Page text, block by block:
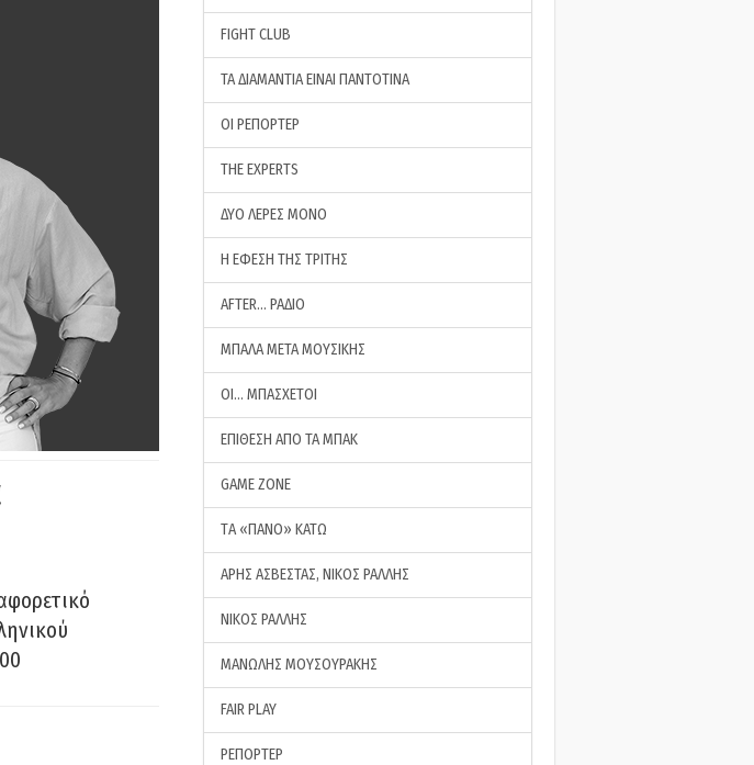
FIGHT CLUB
ΤΑ ΔΙΑΜΑΝΤΙΑ ΕΙΝΑΙ ΠΑΝΤΟΤΙΝΑ
ΟΙ ΡΕΠΟΡΤΕΡ
THE EXPERTS
ΔΥΟ ΛΕΡΕΣ ΜΟΝΟ
Η ΕΦΕΣΗ ΤΗΣ ΤΡΙΤΗΣ
AFTER… ΡΑΔΙΟ
ΜΠΑΛΑ ΜΕΤΑ ΜΟΥΣΙΚΗΣ
ΟΙ… ΜΠΑΣΧΕΤΟΙ
ΕΠΙΘΕΣΗ ΑΠΟ ΤΑ ΜΠΑΚ
GAME ZONE
ΤA «ΠΑΝΟ» ΚΑΤΩ
ΑΡΗΣ ΑΣΒΕΣΤΑΣ, ΝΙΚΟΣ ΡΑΛΛΗΣ
ΝΙΚΟΣ ΡΑΛΛΗΣ
ΜΑΝΩΛΗΣ ΜΟΥΣΟΥΡΑΚΗΣ
FAIR PLAY
ΡΕΠΟΡΤΕΡ